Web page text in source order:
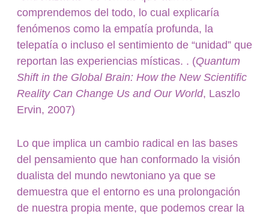
comprendemos del todo, lo cual explicaría
fenómenos como la empatía profunda, la
telepatía o incluso el sentimiento de “unidad” que
reportan las experiencias místicas. . (Quantum
Shift in the Global Brain: How the New Scientific
Reality Can Change Us and Our World, Laszlo
Ervin, 2007)
Lo que implica un cambio radical en las bases
del pensamiento que han conformado la visión
dualista del mundo newtoniano ya que se
demuestra que el entorno es una prolongación
de nuestra propia mente, que podemos crear la